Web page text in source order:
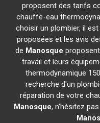
proposent des tarifs
chauffe-eau
choisir un plombier, il
proposées et les avis
de Manosque
travail et leurs
thermodynamique
recherche d'un
réparation de votre
Manosque, n'hésitez